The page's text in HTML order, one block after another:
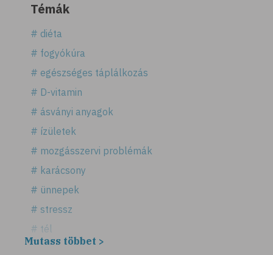
Témák
# diéta
# fogyókúra
# egészséges táplálkozás
# D-vitamin
# ásványi anyagok
# ízületek
# mozgásszervi problémák
# karácsony
# ünnepek
# stressz
# tél
# fűszerek
Mutass többet >